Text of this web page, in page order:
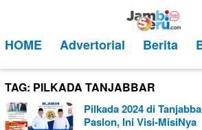
kontenMobile
HOME Advertorial Berita
TAG: PILKADA TANJABBAR
Pilkada 2024 di
Paslon, Ini Visi-MisiNya